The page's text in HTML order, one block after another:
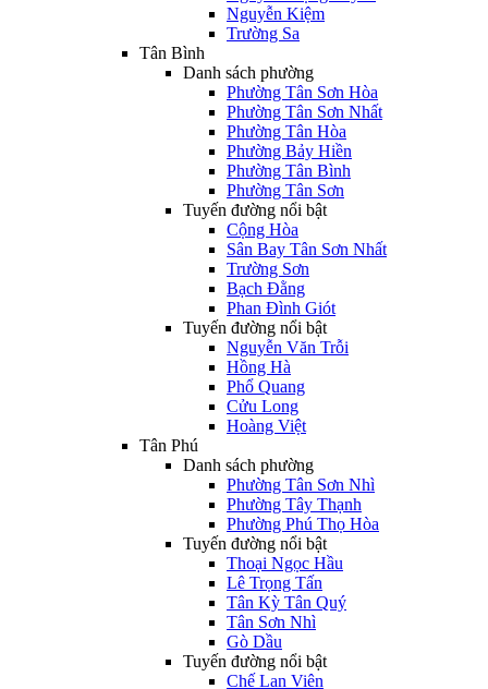
Nguyễn Kiệm
Trường Sa
Tân Bình
Danh sách phường
Phường Tân Sơn Hòa
Phường Tân Sơn Nhất
Phường Tân Hòa
Phường Bảy Hiền
Phường Tân Bình
Phường Tân Sơn
Tuyến đường nổi bật
Cộng Hòa
Sân Bay Tân Sơn Nhất
Trường Sơn
Bạch Đằng
Phan Đình Giót
Tuyến đường nổi bật
Nguyễn Văn Trỗi
Hồng Hà
Phổ Quang
Cửu Long
Hoàng Việt
Tân Phú
Danh sách phường
Phường Tân Sơn Nhì
Phường Tây Thạnh
Phường Phú Thọ Hòa
Tuyến đường nổi bật
Thoại Ngọc Hầu
Lê Trọng Tấn
Tân Kỳ Tân Quý
Tân Sơn Nhì
Gò Dầu
Tuyến đường nổi bật
Chế Lan Viên